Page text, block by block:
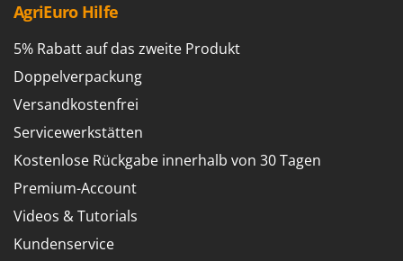
AgriEuro Hilfe
5% Rabatt auf das zweite Produkt
Doppelverpackung
Versandkostenfrei
Servicewerkstätten
Kostenlose Rückgabe innerhalb von 30 Tagen
Premium-Account
Videos & Tutorials
Kundenservice